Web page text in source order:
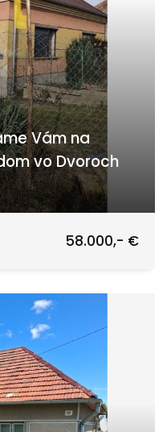
Vám na
vo Dvoroch
58.000,- €